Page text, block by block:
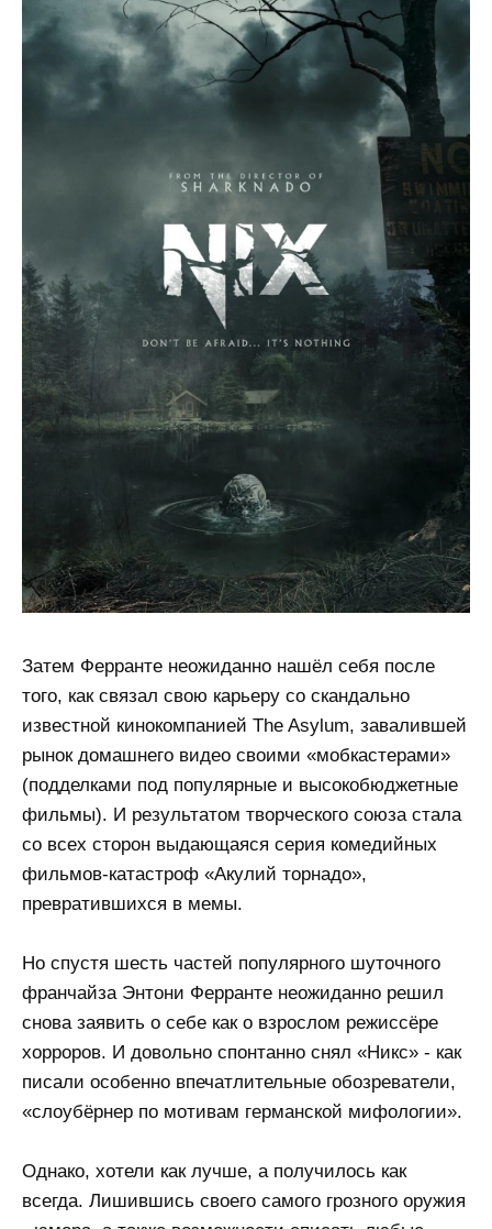
Затем Ферранте неожиданно нашёл себя после
того, как связал свою карьеру со скандально
известной кинокомпанией The Asylum, завалившей
рынок домашнего видео своими «мобкастерами»
(подделками под популярные и высокобюджетные
фильмы). И результатом творческого союза стала
со всех сторон выдающаяся серия комедийных
фильмов-катастроф «Акулий торнадо»,
превратившихся в мемы.
Но спустя шесть частей популярного шуточного
франчайза Энтони Ферранте неожиданно решил
снова заявить о себе как о взрослом режиссёре
хорроров. И довольно спонтанно снял «Никс» - как
писали особенно впечатлительные обозреватели,
«слоубёрнер по мотивам германской мифологии».
Однако, хотели как лучше, а получилось как
всегда. Лишившись своего самого грозного оружия